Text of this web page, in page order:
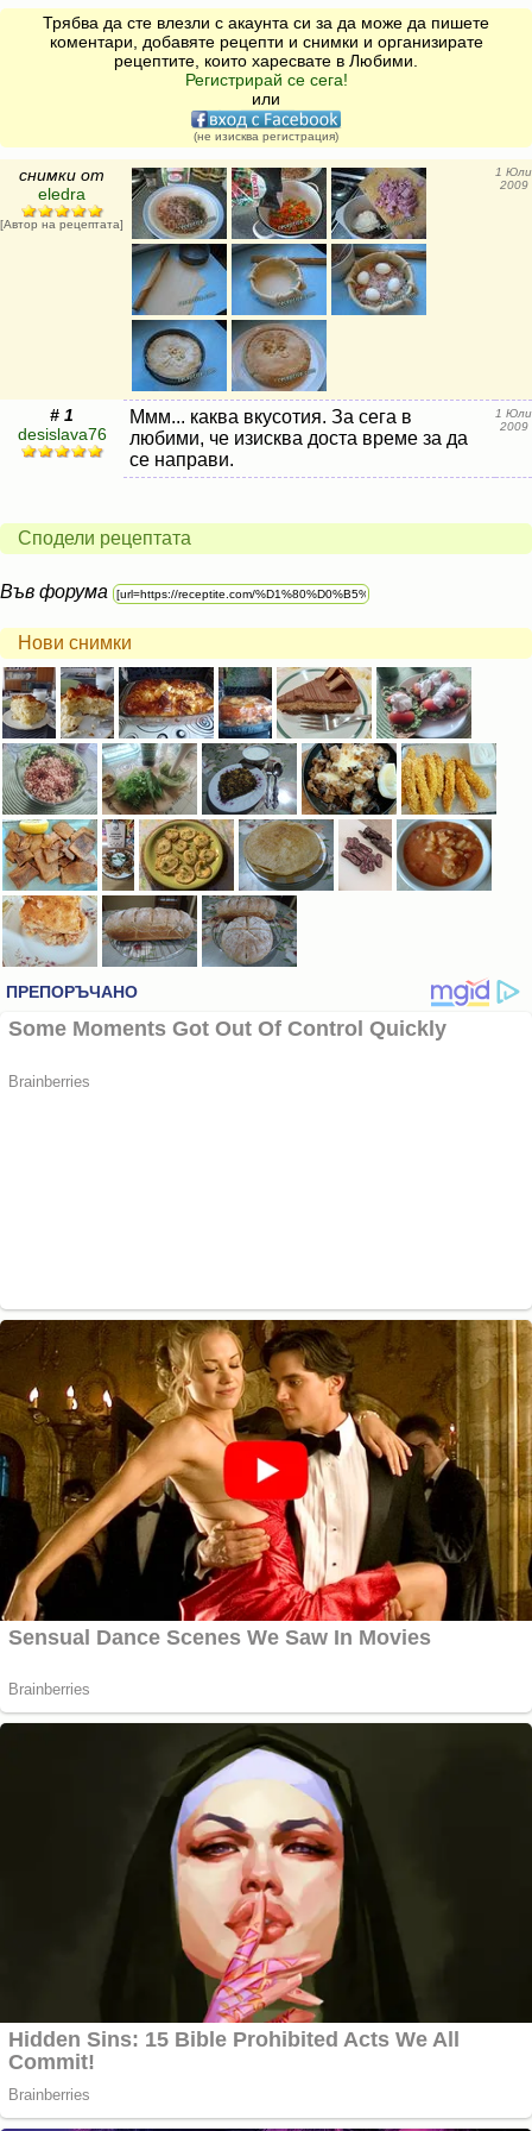
Трябва да сте влезли с акаунта си за да може да пишете
коментари, добавяте рецепти и снимки и организирате
рецептите, които харесвате в Любими.
Регистрирай се сега!
или
(не изисква регистрация)
снимки от
eledra
[Автор на рецептата]
1 Юли
2009
# 1
desislava76
Ммм... каква вкусотия. За сега в
любими, че изисква доста време за да
се направи.
1 Юли
2009
Сподели рецептата
Във форума
Нови снимки